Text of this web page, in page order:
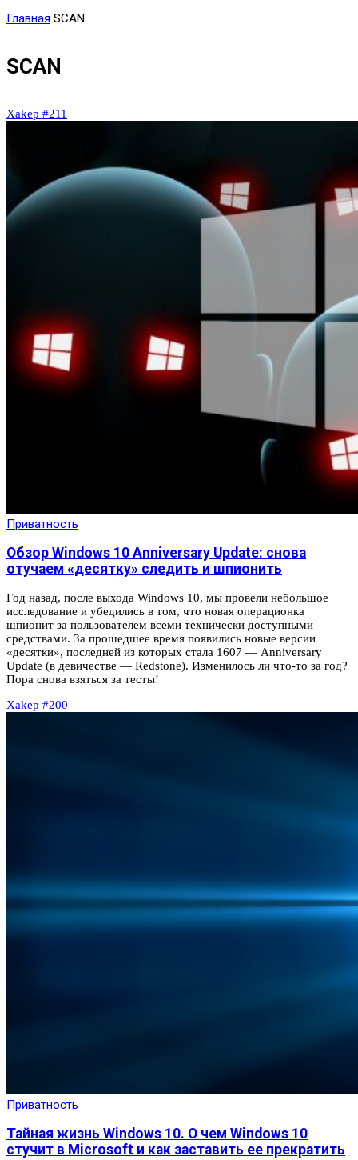
Главная SCAN
SCAN
Xakep #211
Приватность
Обзор Windows 10 Anniversary Update: снова
отучаем «десятку» следить и шпионить
Год назад, после выхода Windows 10, мы провели небольшое
исследование и убедились в том, что новая операционка
шпионит за пользователем всеми технически доступными
средствами. За прошедшее время появились новые версии
«десятки», последней из которых стала 1607 — Anniversary
Update (в девичестве — Redstone). Изменилось ли что-то за год?
Пора снова взяться за тесты!
Xakep #200
Приватность
Тайная жизнь Windows 10. О чем Windows 10
стучит в Microsoft и как заставить ее прекратить